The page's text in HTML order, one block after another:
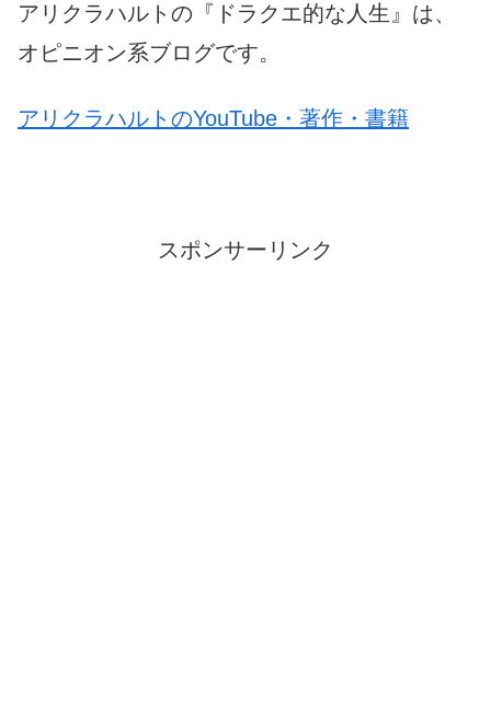
アリクラハルトの『ドラクエ的な人生』は、
オピニオン系ブログです。
アリクラハルトのYouTube・著作・書籍
スポンサーリンク